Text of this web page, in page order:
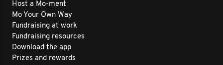
Host a Mo-ment
Mo Your Own Way
Fundraising at work
Fundraising resources
Download the app
Prizes and rewards